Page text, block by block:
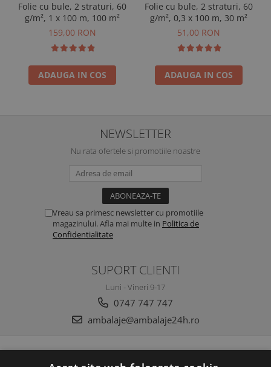
Folie cu bule, 2 straturi, 60
g/m², 1 x 100 m, 100 m²
159,00 RON
ADAUGA IN COS
Folie cu bule, 2 straturi, 60
g/m², 0,3 x 100 m, 30 m²
51,00 RON
ADAUGA IN COS
NEWSLETTER
Nu rata ofertele si promotiile noastre
Vreau sa primesc newsletter cu promotiile
magazinului. Afla mai multe in Politica de
Confidentialitate
SUPORT CLIENTI
Luni - Vineri 9-17
0747 747 747
ambalaje@ambalaje24h.ro
MAGAZINUL MEU